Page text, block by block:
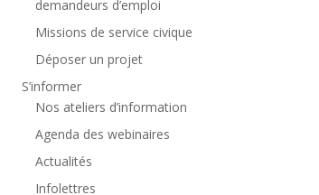
demandeurs d’emploi
Missions de service civique
Déposer un projet
S’informer
Nos ateliers d’information
Agenda des webinaires
Actualités
Infolettres